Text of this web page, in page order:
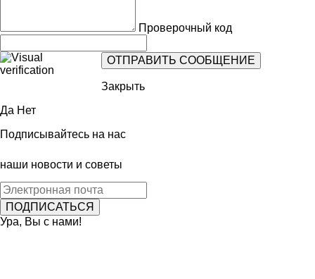
Проверочный код
Закрыть
Да Нет
Подписывайтесь на нас
наши новости и советы
Ура, Вы с нами!